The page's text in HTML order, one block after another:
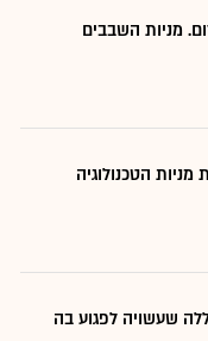
מניות השבבים
הטכנולוגיה
שעשויה לפגוע בה